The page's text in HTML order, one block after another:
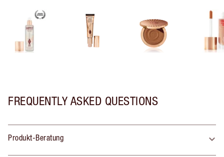
FREQUENTLY ASKED QUESTIONS
Produkt-Beratung